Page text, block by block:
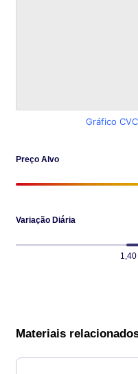
Gráfico
Preço Alvo
Variação Diária
1,40
Materiais